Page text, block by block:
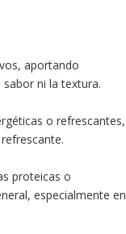
aportando
ni la textura.
o refrescantes,
proteicas o
especialmente en